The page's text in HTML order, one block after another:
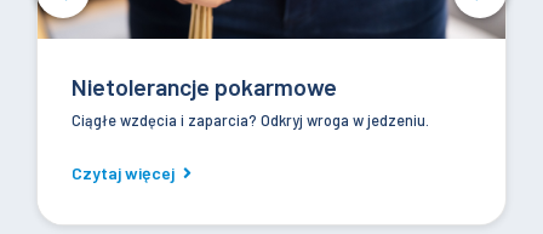
Nietolerancje pokarmowe
Ciągłe wzdęcia i zaparcia? Odkryj wroga w jedzeniu.
Czytaj więcej